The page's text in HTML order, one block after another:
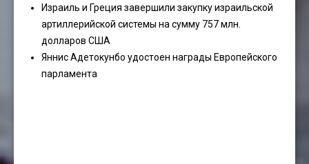
Израиль и Греция завершили закупку израильской
артиллерийской системы на сумму 757 млн.
долларов США
Яннис Адетокунбо удостоен награды Европейского
парламента